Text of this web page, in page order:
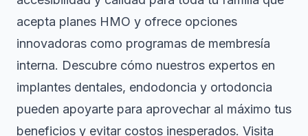
acepta planes HMO y ofrece opciones
innovadoras como programas de membresía
interna. Descubre cómo nuestros expertos en
implantes dentales, endodoncia y ortodoncia
pueden apoyarte para aprovechar al máximo tus
beneficios y evitar costos inesperados. Visita